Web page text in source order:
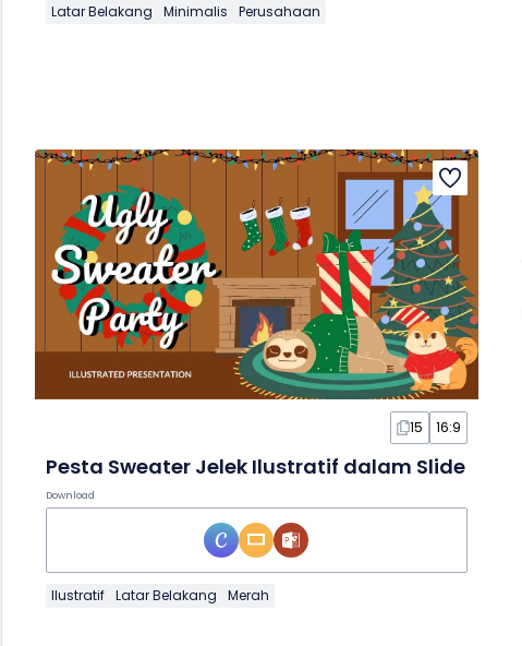
Latar Belakang Minimalis Perusahaan
15 16:9
Pesta Sweater Jelek Ilustratif dalam Slide
Download
Ilustratif Latar Belakang Merah